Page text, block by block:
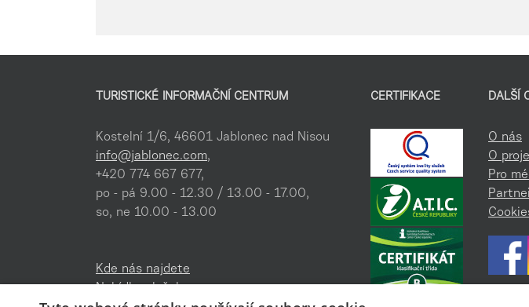
TURISTICKÉ INFORMAČNÍ CENTRUM
Kostelní 1/6, 46601 Jablonec nad Nisou
info@jablonec.com,
+420 774 667 677,
po - pá 9.00 - 12.30 / 13.00 - 17.00,
so, ne 10.00 - 13.00
Kde nás najdete
Nabídka služeb
CERTIFIKACE DALŠÍ
O nás
O
Pro